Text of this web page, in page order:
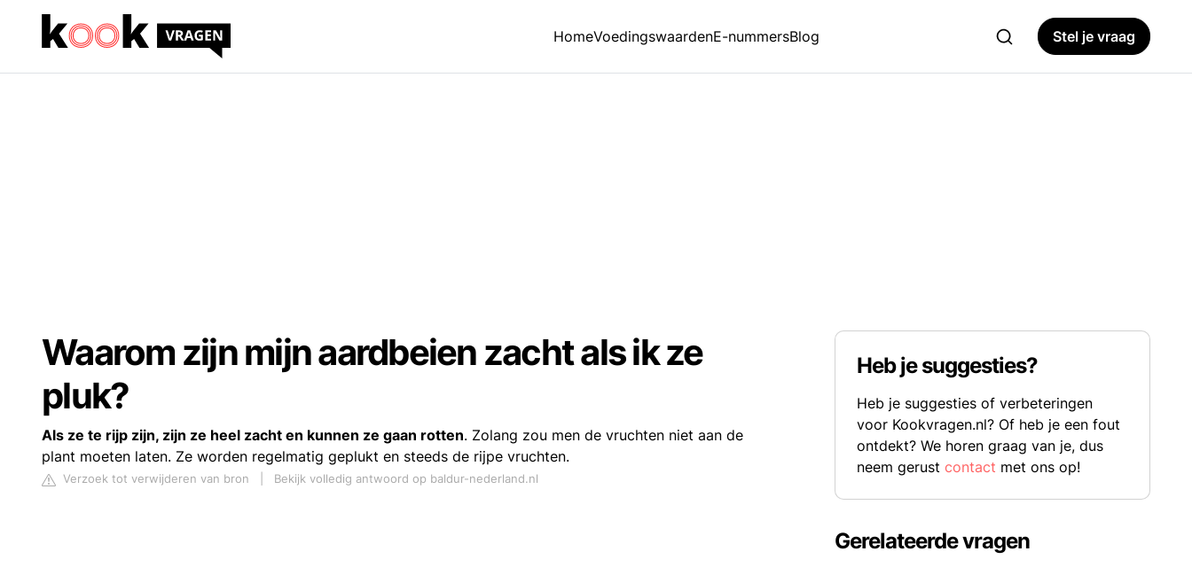
HomeVoedingswaardenE-nummersBlog Stel je vraag
Waarom zijn mijn aardbeien zacht als ik ze
pluk?
Als ze te rijp zijn, zijn ze heel zacht en kunnen ze gaan rotten. Zolang zou men de vruchten niet aan de
plant moeten laten. Ze worden regelmatig geplukt en steeds de rijpe vruchten.
Verzoek tot verwijderen van bron Bekijk volledig antwoord op baldur-nederland.nl
Heb je suggesties?
Heb je suggesties of verbeteringen
voor Kookvragen.nl? Of heb je een fout
ontdekt? We horen graag van je, dus
neem gerustcontact met ons op!
Gerelateerde vragen